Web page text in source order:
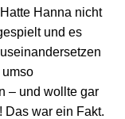
Hanna nicht
und es
– und wollte gar
Das war ein Fakt.